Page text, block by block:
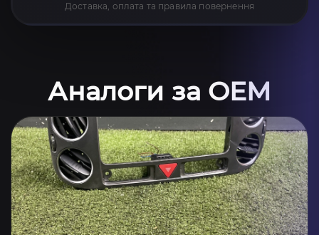
Доставка, оплата та правила повернення
Аналоги за OEM